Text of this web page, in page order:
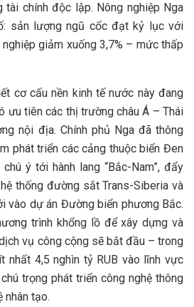
tài chính độc lập. Nông nghiệp Nga
sản lượng ngũ cốc đạt kỷ lục với
giảm xuống 3,7% – mức thấp
cơ cấu nền kinh tế nước này đang
ưu tiên các thị trường châu Á – Thái
nội địa. Chính phủ Nga đã thông
phát triển các cảng thuộc biển Đen
ý tới hành lang “Bắc-Nam”, đẩy
thống đường sắt Trans-Siberia và
vào dự án Đường biển phương Bắc.
trình khổng lồ để xây dựng và
vụ công cộng sẽ bắt đầu – trong
4,5 nghìn tỷ RUB vào lĩnh vực
trọng phát triển công nghệ thông
nhân tạo.